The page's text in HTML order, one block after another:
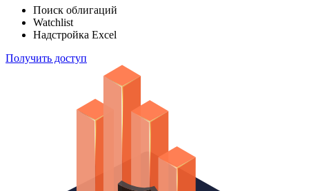
Поиск облигаций
Watchlist
Надстройка Excel
Получить доступ